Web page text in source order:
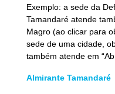
Exemplo: a sede da
Tamandaré atende
Magro (ao clicar para
sede de uma cidade,
também atende em
Almirante Tamandaré